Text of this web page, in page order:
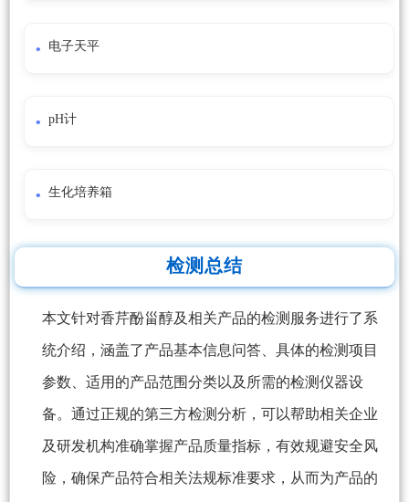
电子天平
pH计
生化培养箱
检测总结
本文针对香芹酚甾醇及相关产品的检测服务进行了系
统介绍，涵盖了产品基本信息问答、具体的检测项目
参数、适用的产品范围分类以及所需的检测仪器设
备。通过正规的第三方检测分析，可以帮助相关企业
及研发机构准确掌握产品质量指标，有效规避安全风
险，确保产品符合相关法规标准要求，从而为产品的